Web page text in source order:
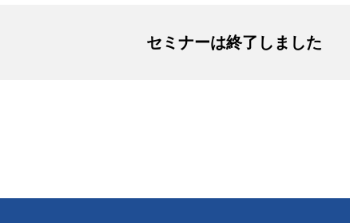
セミナーは終了しました